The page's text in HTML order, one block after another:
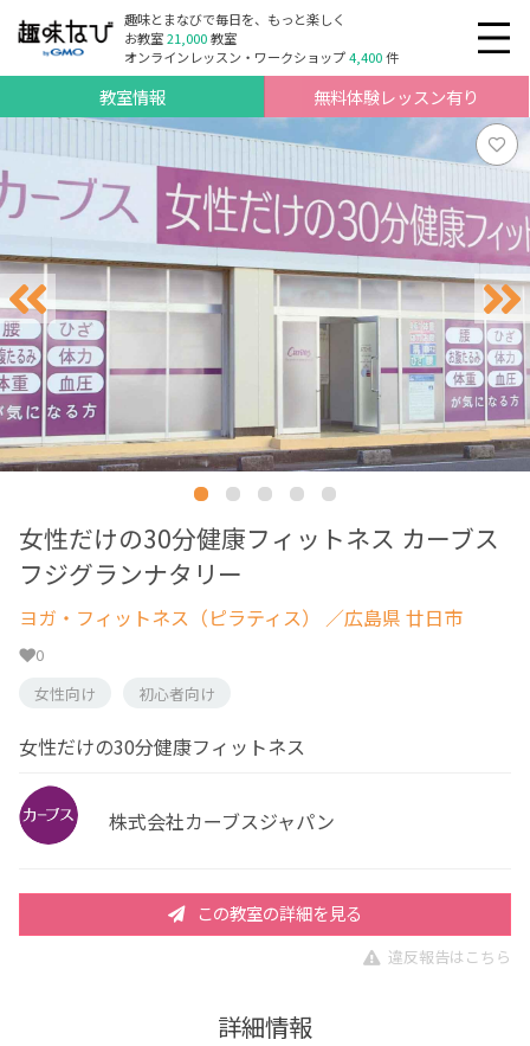
趣味とまなびで毎日を、もっと楽しく
お教室21,000教室
オンラインレッスン・ワークショップ4,400件
教室情報 無料体験レッスン有り
女性だけの30分健康フィットネス カーブス
フジグランナタリー
ヨガ・フィットネス（ピラティス） ／広島県 廿日市
0
女性向け
初心者向け
女性だけの30分健康フィットネス
株式会社カーブスジャパン
この教室の詳細を見る
違反報告はこちら
詳細情報